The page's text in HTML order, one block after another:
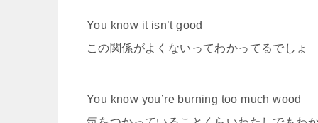
You know it isn’t good
この関係がよくないってわかってるでしょ
You know you’re burning too much wood